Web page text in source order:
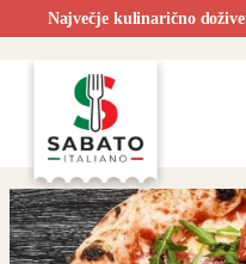
Preskoči
vsebino
Največje kulinarično